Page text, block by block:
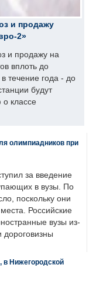
и продажу
2»
и продажу на
вплоть до
течение года - до
будут
классе
олимпиадников при
за введение
в вузы. По
поскольку они
Российские
вузы из-
дороговизны
Нижегородской